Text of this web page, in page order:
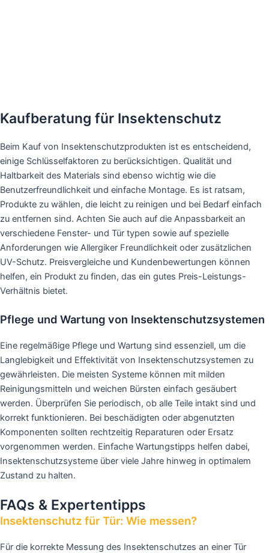
Kaufberatung für Insektenschutz
Beim Kauf von Insektenschutzprodukten ist es entscheidend,
einige Schlüsselfaktoren zu berücksichtigen. Qualität und
Haltbarkeit des Materials sind ebenso wichtig wie die
Benutzerfreundlichkeit und einfache Montage. Es ist ratsam,
Produkte zu wählen, die leicht zu reinigen und bei Bedarf einfach
zu entfernen sind. Achten Sie auch auf die Anpassbarkeit an
verschiedene Fenster- und Tür typen sowie auf spezielle
Anforderungen wie Allergiker Freundlichkeit oder zusätzlichen
UV-Schutz. Preisvergleiche und Kundenbewertungen können
helfen, ein Produkt zu finden, das ein gutes Preis-Leistungs-
Verhältnis bietet.
Pflege und Wartung von Insektenschutzsystemen
Eine regelmäßige Pflege und Wartung sind essenziell, um die
Langlebigkeit und Effektivität von Insektenschutzsystemen zu
gewährleisten. Die meisten Systeme können mit milden
Reinigungsmitteln und weichen Bürsten einfach gesäubert
werden. Überprüfen Sie periodisch, ob alle Teile intakt sind und
korrekt funktionieren. Bei beschädigten oder abgenutzten
Komponenten sollten rechtzeitig Reparaturen oder Ersatz
vorgenommen werden. Einfache Wartungstipps helfen dabei,
Insektenschutzsysteme über viele Jahre hinweg in optimalem
Zustand zu halten.
FAQs & Expertentipps
Insektenschutz für Tür: Wie messen?
Für die korrekte Messung des Insektenschutzes an einer Tür